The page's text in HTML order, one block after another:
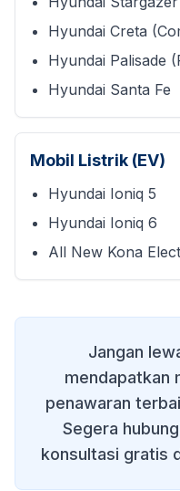
Hyundai Creta
Hyundai Palisade
Hyundai Santa Fe
Mobil Listrik (EV)
Hyundai Ioniq 5
Hyundai Ioniq 6
All New Kona
Jangan
mendapatkan
penawaran
Segera
konsultasi gratis